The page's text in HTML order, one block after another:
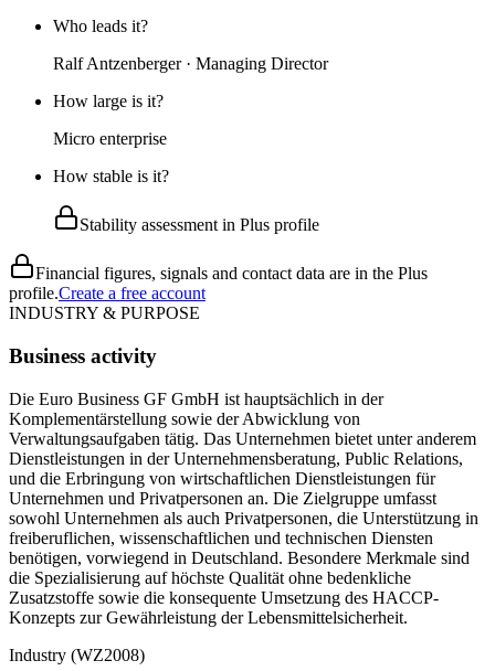
Who leads it?
Ralf Antzenberger · Managing Director
How large is it?
Micro enterprise
How stable is it?
Stability assessment in Plus profile
Financial figures, signals and contact data are in the Plus
profile.Create a free account
INDUSTRY & PURPOSE
Business activity
Die Euro Business GF GmbH ist hauptsächlich in der
Komplementärstellung sowie der Abwicklung von
Verwaltungsaufgaben tätig. Das Unternehmen bietet unter anderem
Dienstleistungen in der Unternehmensberatung, Public Relations,
und die Erbringung von wirtschaftlichen Dienstleistungen für
Unternehmen und Privatpersonen an. Die Zielgruppe umfasst
sowohl Unternehmen als auch Privatpersonen, die Unterstützung in
freiberuflichen, wissenschaftlichen und technischen Diensten
benötigen, vorwiegend in Deutschland. Besondere Merkmale sind
die Spezialisierung auf höchste Qualität ohne bedenkliche
Zusatzstoffe sowie die konsequente Umsetzung des HACCP-
Konzepts zur Gewährleistung der Lebensmittelsicherheit.
Industry (WZ2008)